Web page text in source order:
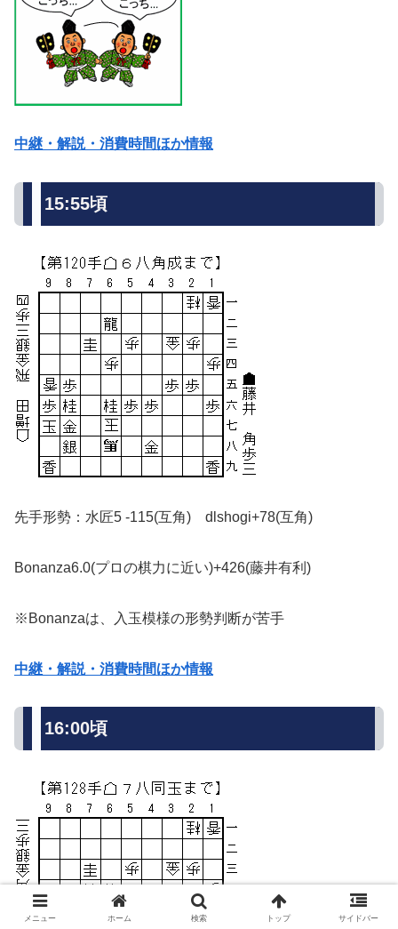
中継・解説・消費時間ほか情報
15:55頃
先手形勢：水匠5 -115(互角) dlshogi+78(互角)
Bonanza6.0(プロの棋力に近い)+426(藤井有利)
※Bonanzaは、入玉模様の形勢判断が苦手
中継・解説・消費時間ほか情報
16:00頃
メニュー ホーム 検索 トップ サイドバー